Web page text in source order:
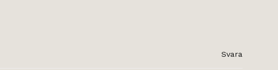
Svara